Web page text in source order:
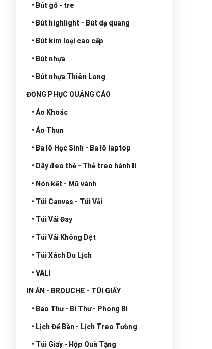
• Bút gỗ - tre
• Bút highlight - Bút dạ quang
• Bút kim loại cao cấp
• Bút nhựa
• Bút nhựa Thiên Long
ĐỒNG PHỤC QUẢNG CÁO
• Áo Khoác
• Áo Thun
• Ba lô Học Sinh - Ba lô laptop
• Dây đeo thẻ - Thẻ treo hành lí
• Nón kết - Mũ vành
• Túi Canvas - Túi Vải
• Túi Vải Đay
• Túi Vải Không Dệt
• Túi Xách Du Lịch
• VALI
IN ẤN - BROUCHE - TÚI GIẤY
• Bao Thư - Bì Thư - Phong Bì
• Lịch Để Bàn - Lịch Treo Tường
• Túi Giấy - Hộp Quà Tặng